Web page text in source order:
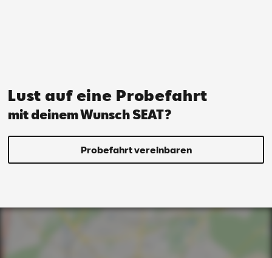
Lust auf eine Probefahrt
mit deinem Wunsch SEAT?
Probefahrt vereinbaren